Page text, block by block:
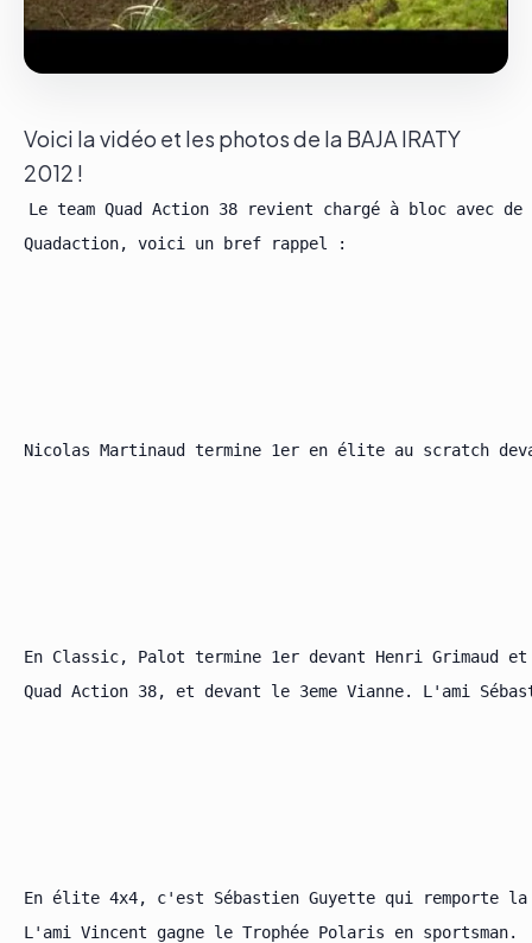
Voici la vidéo et les photos de la BAJA IRATY
2012 !
Le team Quad Action 38 revient chargé à bloc avec
Quadaction, voici un bref rappel :
Nicolas Martinaud termine 1er en élite au scratch
En Classic, Palot termine 1er devant Henri Grimaud
Quad Action 38, et devant le 3eme Vianne. L'ami
En élite 4x4, c'est Sébastien Guyette qui remporte la
L'ami Vincent gagne le Trophée Polaris en sportsman.